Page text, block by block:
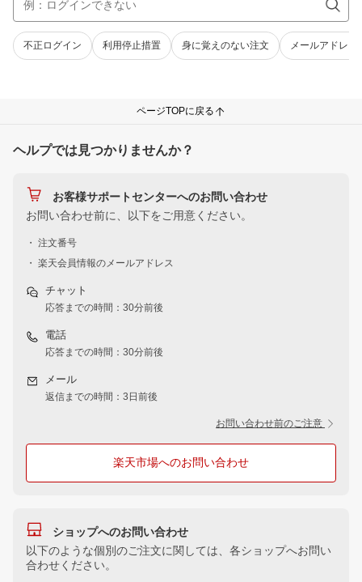
不正ログイン 利用停止措置 身に覚えのない注文 メールアドレス
ページTOPに戻る
ヘルプでは見つかりませんか？
お客様サポートセンターへのお問い合わせ
お問い合わせ前に、以下をご用意ください。
・ 注文番号
・ 楽天会員情報のメールアドレス
チャット
応答までの時間：30分前後
電話
応答までの時間：30分前後
メール
返信までの時間：3日前後
お問い合わせ前のご注意
楽天市場へのお問い合わせ
ショップへのお問い合わせ
以下のような個別のご注文に関しては、各ショップへお問い
合わせください。